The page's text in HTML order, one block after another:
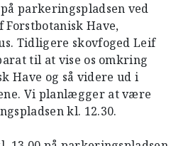
parkeringspladsen ved
Forstbotanisk Have,
Tidligere skovfoged Leif
til at vise os omkring
Have og så videre ud i
Vi planlægger at være
kl. 12.30.